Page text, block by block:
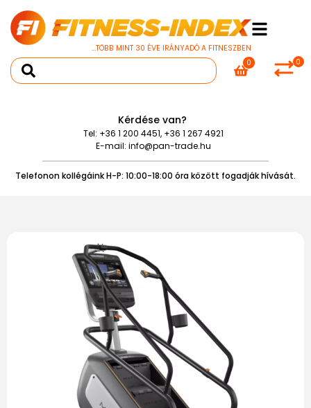
...TÖBB MINT 30 ÉVE IRÁNYADÓ A FITNESZBEN
0
0
Kérdése van?
Tel: +36 1 200 4451, +36 1 267 4921
E-mail: info@pan-trade.hu
Telefonon kollégáink H-P: 10:00-18:00 óra között fogadják hívását.